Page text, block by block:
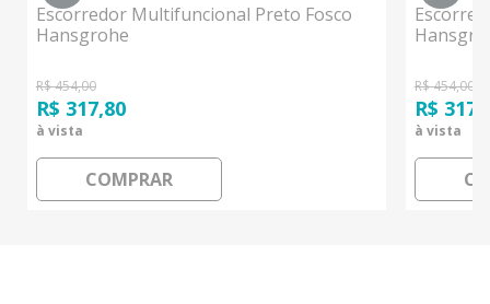
Escorredor Multifuncional Preto Fosco
Hansgrohe
R$ 454,00
R$ 317,80
à vista
COMPRAR
R$ 454,00
R$
à vista